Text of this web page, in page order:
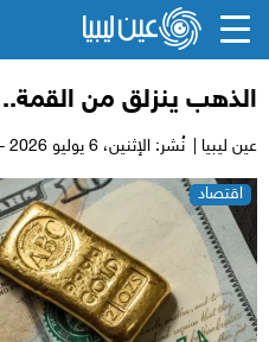
الذهب ينزلق من القمة..
عين ليبيا | نُشر: الإثنين،
اقتصاد